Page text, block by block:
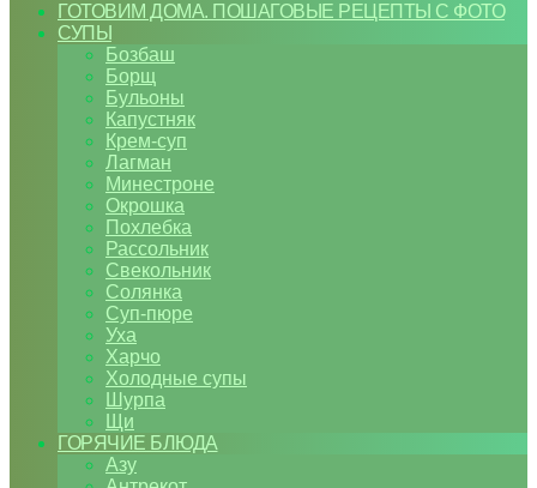
ГОТОВИМ ДОМА. ПОШАГОВЫЕ РЕЦЕПТЫ С ФОТО
СУПЫ
Бозбаш
Борщ
Бульоны
Капустняк
Крем-суп
Лагман
Минестроне
Окрошка
Похлебка
Рассольник
Свекольник
Солянка
Суп-пюре
Уха
Харчо
Холодные супы
Шурпа
Щи
ГОРЯЧИЕ БЛЮДА
Азу